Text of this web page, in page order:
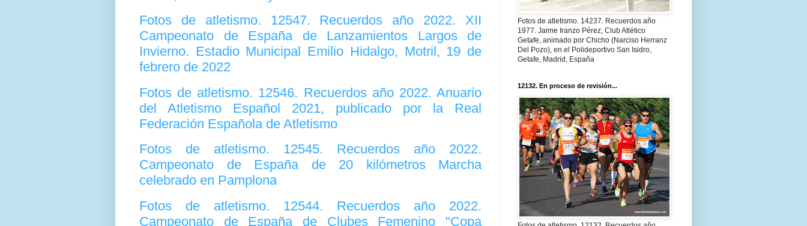
Fotos de atletismo. 12547. Recuerdos año 2022. XII
Campeonato de España de Lanzamientos Largos de
Invierno. Estadio Municipal Emilio Hidalgo, Motril, 19 de
febrero de 2022
Fotos de atletismo. 12546. Recuerdos año 2022. Anuario
del Atletismo Español 2021, publicado por la Real
Federación Española de Atletismo
Fotos de atletismo. 12545. Recuerdos año 2022.
Campeonato de España de 20 kilómetros Marcha
celebrado en Pamplona
Fotos de atletismo. 12544. Recuerdos año 2022.
Campeonato de España de Clubes Femenino "Copa
Fotos de atletismo. 14237. Recuerdos año
1977. Jaime Iranzo Pérez, Club Atlético
Getafe, animado por Chicho (Narciso Herranz
Del Pozo), en el Polideportivo San Isidro,
Getafe, Madrid, España
12132. En proceso de revisión...